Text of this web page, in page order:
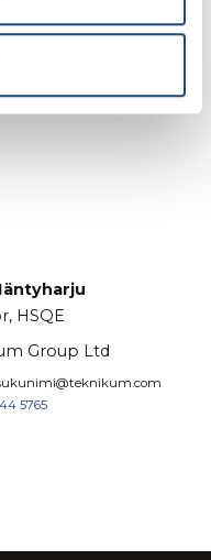
HSQE
Group Ltd
5765